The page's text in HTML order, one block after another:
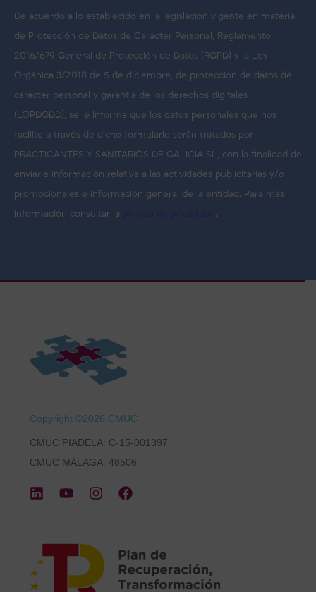
De acuerdo a lo establecido en la legislación vigente en materia
de Protección de Datos de Carácter Personal, Reglamento
2016/679 General de Protección de Datos (RGPD) y la Ley
Orgánica 3/2018 de 5 de diciembre, de protección de datos de
carácter personal y garantía de los derechos digitales
(LOPDGDD), se le informa que los datos personales que nos
facilite a través de dicho formulario serán tratados por
PRACTICANTES Y SANITARIOS DE GALICIA SL, con la finalidad de
enviarle información relativa a las actividades publicitarias y/o
promocionales e información general de la entidad. Para más
información consultar la
.
Copyright ©2026 CMUC
CMUC PIADELA: C-15-001397
CMUC MÁLAGA: 48506